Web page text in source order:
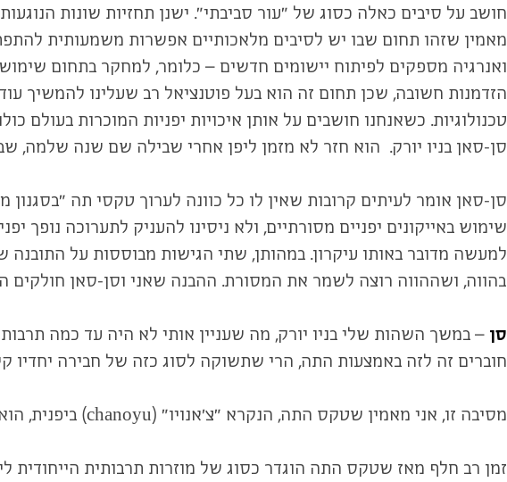
חושב על סיבים כאלה כסוג של "עור סביבתי". ישנן תחזיות שונות
מאמין שזהו תחום שבו יש לסיבים מלאכותיים אפשרות משמעותית
ואנרגיה מספקים לפיתוח יישומים חדשים – כלומר, למחקר בתחום
הזדמנות חשובה, שכן תחום זה הוא בעל פוטנציאל רב שעלינו להמשיך
טכנולוגיות. כשאנחנו חושבים על אותן איכויות יפניות המוכרות
סן-סאן בניו יורק. הוא חזר לא מזמן ליפן אחרי שבילה שם שנה
שימוש באייקונים יפניים מסורתיים, ולא ניסינו להעניק לתערוכה
למעשה מדובר באותו עיקרון. במהותן, שתי הגישות מבוססות על
בהווה, ושההווה רוצה לשמר את המסורת. ההבנה שאני וסן-סאן
סן – במשך השהות שלי בניו יורק, מה שעניין אותי לא היה עד כמה
חוברים זה לזה באמצעות התה, הרי שתשוקה לסוג כזה של חבירה יחדיו
מסיבה זו, אני מאמין שטקס התה, הנקרא "צ'אנויו" (chanoyu) ביפנית, הוא בעל פוטנציאל לשמש כשפה גלובלית.
זמן רב חלף מאז שטקס התה הוגדר כסוג של מוזרות תרבותית הייחודית